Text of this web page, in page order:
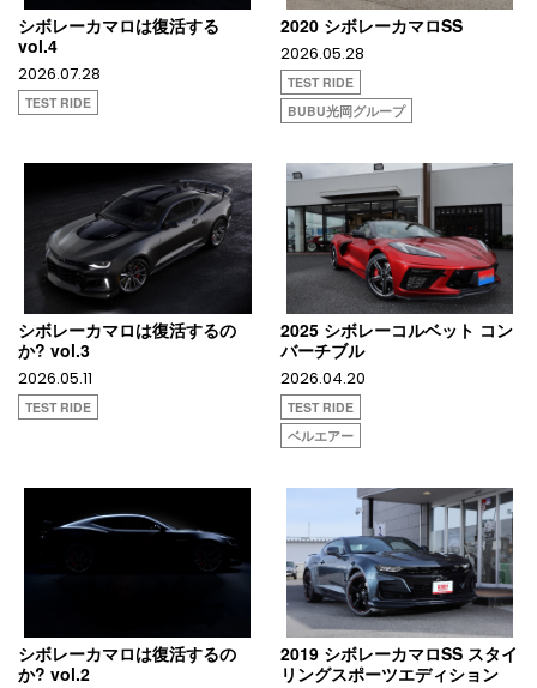
シボレーカマロは復活する
vol.4
2026.07.28
TEST RIDE
2020 シボレーカマロSS
2026.05.28
TEST RIDE
BUBU光岡グループ
シボレーカマロは復活するの
か? vol.3
2026.05.11
TEST RIDE
2025 シボレーコルベット コン
バーチブル
2026.04.20
TEST RIDE
ベルエアー
シボレーカマロは復活するの
か? vol.2
2019 シボレーカマロSS スタイ
リングスポーツエディション